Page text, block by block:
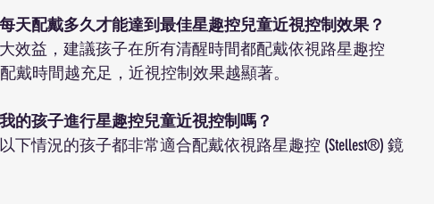
天配戴多久才能達到最佳星趣控兒童近視控制效果？
效益，建議孩子在所有清醒時間都配戴依視路星趣控
戴時間越充足，近視控制效果越顯著。
的孩子進行星趣控兒童近視控制嗎？
下情況的孩子都非常適合配戴依視路星趣控 (Stellest®) 鏡